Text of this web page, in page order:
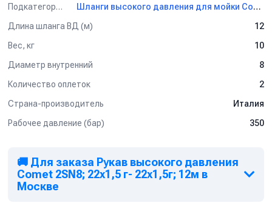
Диаметр внутренний:8 мм
Подкатегория
Шланги высокого давления для мойки Comet
Длина шланга ВД (м)
12
Вес, кг
10
Диаметр внутренний
8
Количество оплеток
2
Страна-производитель
Италия
Рабочее давление (бар)
350
🚚 Для заказа Рукав высокого давления
Comet 2SN8; 22х1,5 г- 22х1,5г; 12м в
Москве